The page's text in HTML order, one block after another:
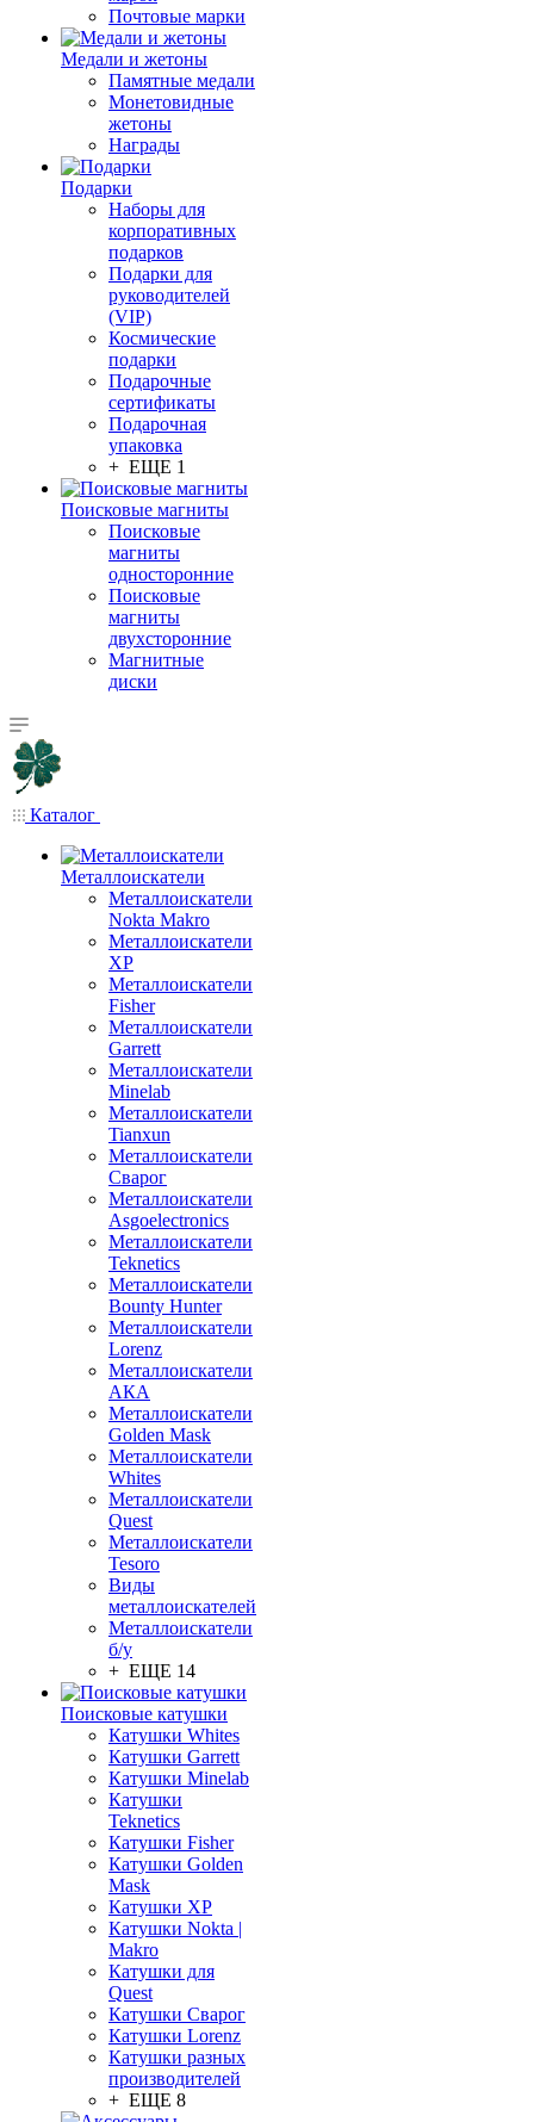
Почтовые марки
Медали и жетоны
Памятные медали
Монетовидные
жетоны
Награды
Подарки
Наборы для
корпоративных
подарков
Подарки для
руководителей
(VIP)
Космические
подарки
Подарочные
сертификаты
Подарочная
упаковка
+ ЕЩЕ 1
Поисковые магниты
Поисковые
магниты
односторонние
Поисковые
магниты
двухсторонние
Магнитные
диски
Каталог
Металлоискатели
Металлоискатели
Nokta Makro
Металлоискатели
XP
Металлоискатели
Fisher
Металлоискатели
Garrett
Металлоискатели
Minelab
Металлоискатели
Tianxun
Металлоискатели
Сварог
Металлоискатели
Asgoelectronics
Металлоискатели
Teknetics
Металлоискатели
Bounty Hunter
Металлоискатели
Lorenz
Металлоискатели
АКА
Металлоискатели
Golden Mask
Металлоискатели
Whites
Металлоискатели
Quest
Металлоискатели
Tesoro
Виды
металлоискателей
Металлоискатели
б/у
+ ЕЩЕ 14
Поисковые катушки
Катушки Whites
Катушки Garrett
Катушки Minelab
Катушки
Teknetics
Катушки Fisher
Катушки Golden
Mask
Катушки XP
Катушки Nokta |
Makro
Катушки для
Quest
Катушки Сварог
Катушки Lorenz
Катушки разных
производителей
+ ЕЩЕ 8